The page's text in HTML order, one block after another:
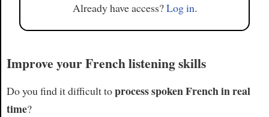
Already have access?Log in.
Improve your French listening skills
Do you find it difficult toprocess spoken French in real
time?